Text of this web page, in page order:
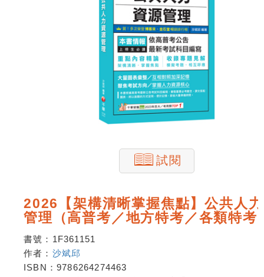
試閱
2026【架構清晰掌握焦點】公共人
管理（高普考／地方特考／各類特考
書號： 1F361151
作者： 沙斌邱
ISBN： 9786264274463